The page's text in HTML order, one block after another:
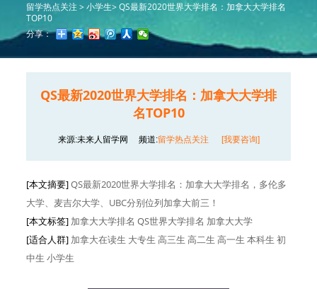
留学热点关注 >小学生>QS最新2020世界大学排名：加拿大大学排名
TOP10
分享：
QS最新2020世界大学排名：加拿大大学排
名TOP10
来源:未来人留学网 频道:留学热点关注 [我要咨询]
[本文摘要]QS最新2020世界大学排名：加拿大大学排名，多伦多
大学、麦吉尔大学、UBC分别位列加拿大前三！
[本文标签] 加拿大大学排名 QS世界大学排名 加拿大大学
[适合人群] 加拿大在读生 大专生 高三生 高二生 高一生 本科生 初
中生 小学生